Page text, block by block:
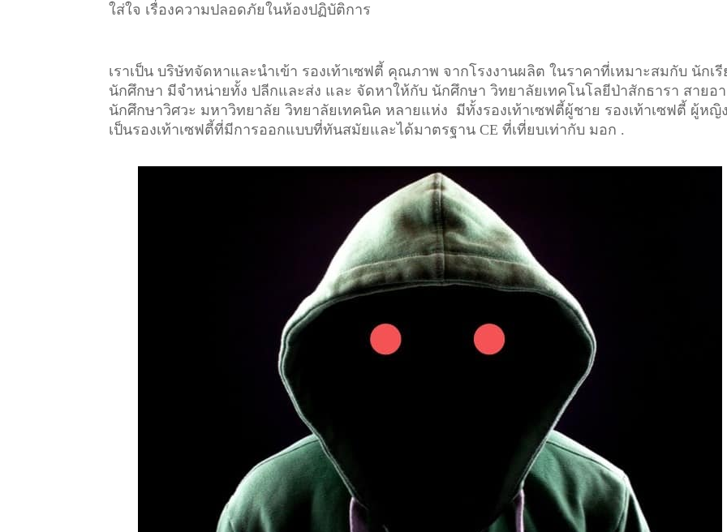
ใส่ใจ เรื่องความปลอดภัยในห้องปฏิบัติการ
เราเป็น บริษัทจัดหาและนำเข้า รองเท้าเซฟตี้ คุณภาพ จากโรงงานผลิต ในราคาที่เหมาะสมกับ นักเ
นักศึกษา มีจำหน่ายทั้ง ปลีกและส่ง และ จัดหาให้กับ นักศึกษา วิทยาลัยเทคโนโลยีป่าสักธารา สายอ
นักศึกษาวิศวะ มหาวิทยาลัย วิทยาลัยเทคนิค หลายแห่ง มีทั้งรองเท้าเซฟตี้ผู้ชาย รองเท้าเซฟตี้ ผู้หญิ
เป็นรองเท้าเซฟตี้ที่มีการออกแบบที่ทันสมัยและได้มาตรฐาน CE ที่เที่ยบเท่ากับ มอก .